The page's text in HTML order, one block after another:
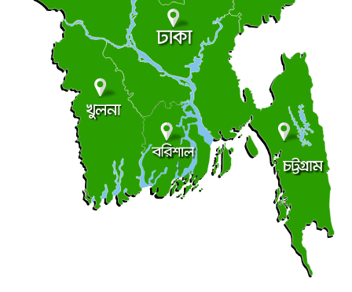
রবিবার ● ৯ আগস্ট ২০২৬
সন্ত্রাস বিরোধী আইনের মামলায় আ. লীগ-ছাত্রলীগের ৬ জন
রবিবার ● ৯ আগস্ট ২০২৬
মালয়েশিয়ার উপ-অর্থমন্ত্রীর সঙ্গে বাংলাদেশ হাইকমিশনারের
রবিবার ● ৯ আগস্ট ২০২৬